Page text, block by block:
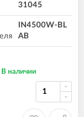
31045
IN4500W-BL
AB
В наличии